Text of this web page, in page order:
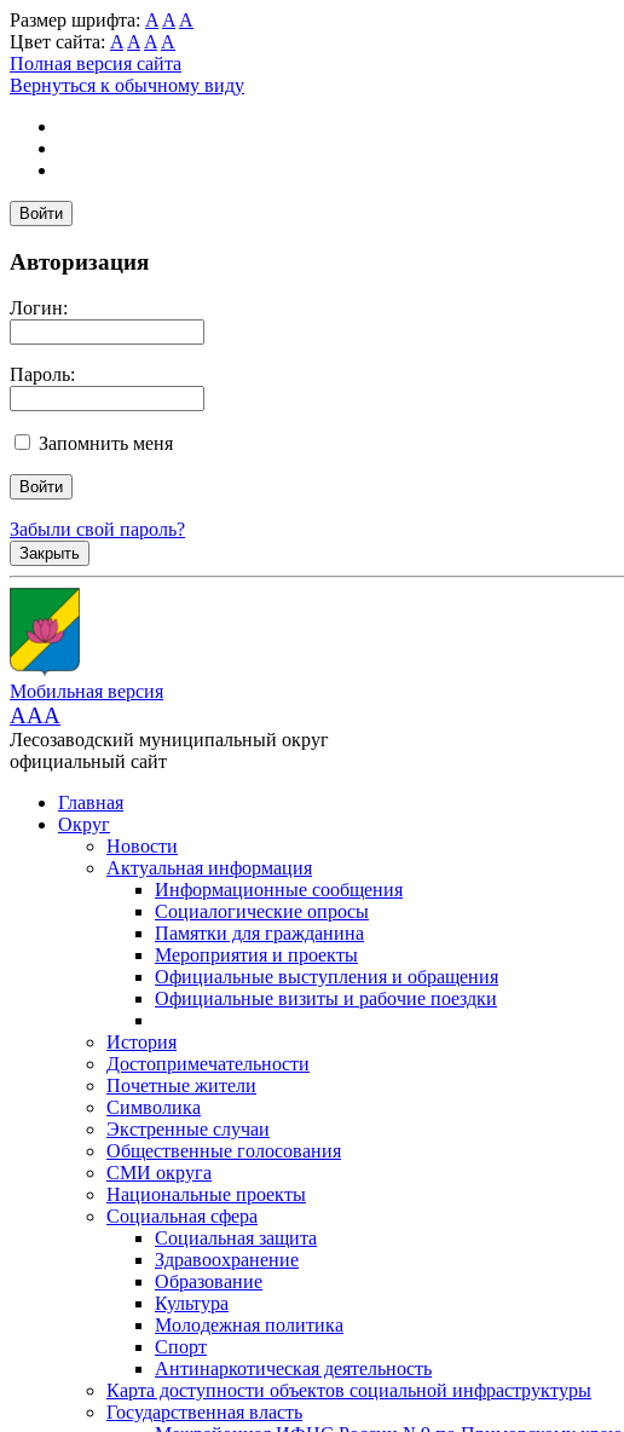
Размер шрифта: A A A
Цвет сайта: A A A A
Полная версия сайта
Вернуться к обычному виду
Войти
Авторизация
Логин:
Пароль:
Запомнить меня
Забыли свой пароль?
Закрыть
Мобильная версия
AAA
Лесозаводский муниципальный округ
официальный сайт
Главная
Округ
Новости
Актуальная информация
Информационные сообщения
Социалогические опросы
Памятки для гражданина
Мероприятия и проекты
Официальные выступления и обращения
Официальные визиты и рабочие поездки
История
Достопримечательности
Почетные жители
Символика
Экстренные случаи
Общественные голосования
СМИ округа
Национальные проекты
Социальная сфера
Социальная защита
Здравоохранение
Образование
Культура
Молодежная политика
Спорт
Антинаркотическая деятельность
Карта доступности объектов социальной инфраструктуры
Государственная власть